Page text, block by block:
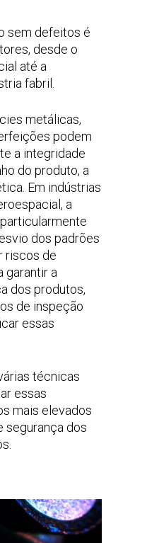
sem defeitos é
desde o
até a
fabril.
metálicas,
podem
a integridade
do produto, a
Em indústrias
a
dos padrões
riscos de
garantir a
dos produtos,
de inspeção
essas
técnicas
essas
mais elevados
segurança dos